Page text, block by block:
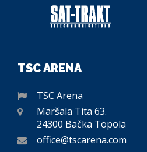
TSC ARENA
TSC Arena
Maršala Tita 63.
24300 Bačka Topola
office@tscarena.com